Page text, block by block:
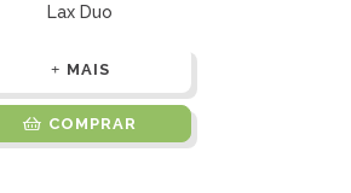
Lax Duo
MAIS
COMPRAR